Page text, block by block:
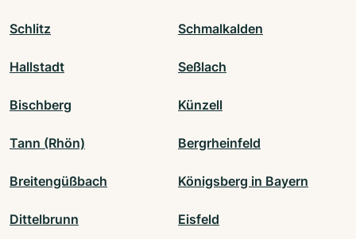
Schlitz Schmalkalden
Hallstadt Seßlach
Bischberg Künzell
Tann (Rhön) Bergrheinfeld
Breitengüßbach Königsberg in Bayern
Dittelbrunn Eisfeld